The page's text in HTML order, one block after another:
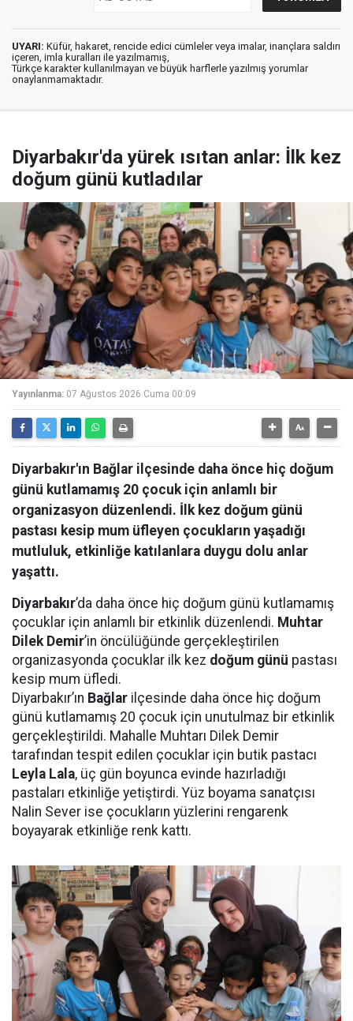
UYARI: Küfür, hakaret, rencide edici cümleler veya imalar, inançlara saldırı
içeren, imla kuralları ile yazılmamış,
Türkçe karakter kullanılmayan ve büyük harflerle yazılmış yorumlar
onaylanmamaktadır.
Diyarbakır'da yürek ısıtan anlar: İlk kez
doğum günü kutladılar
Yayınlanma: 07 Ağustos 2026 Cuma 00:09
Diyarbakır'ın Bağlar ilçesinde daha önce hiç doğum
günü kutlamamış 20 çocuk için anlamlı bir
organizasyon düzenlendi. İlk kez doğum günü
pastası kesip mum üfleyen çocukların yaşadığı
mutluluk, etkinliğe katılanlara duygu dolu anlar
yaşattı.
Diyarbakır’da daha önce hiç doğum günü kutlamamış
çocuklar için anlamlı bir etkinlik düzenlendi. Muhtar
Dilek Demir’in öncülüğünde gerçekleştirilen
organizasyonda çocuklar ilk kez doğum günü pastası
kesip mum üfledi.
Diyarbakır’ın Bağlar ilçesinde daha önce hiç doğum
günü kutlamamış 20 çocuk için unutulmaz bir etkinlik
gerçekleştirildi. Mahalle Muhtarı Dilek Demir
tarafından tespit edilen çocuklar için butik pastacı
Leyla Lala, üç gün boyunca evinde hazırladığı
pastaları etkinliğe yetiştirdi. Yüz boyama sanatçısı
Nalin Sever ise çocukların yüzlerini rengarenk
boyayarak etkinliğe renk kattı.